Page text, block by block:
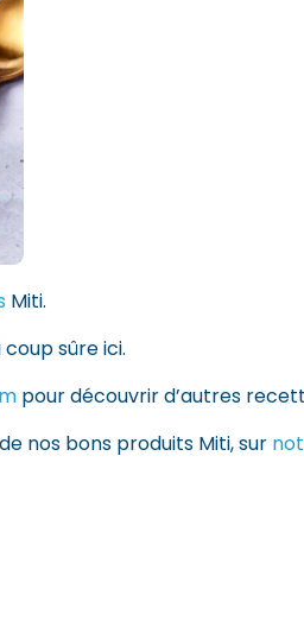
Miti.
sûre ici.
pour découvrir d’autres
nos bons produits Miti, sur